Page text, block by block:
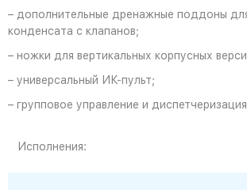
– дополнительные дренажные поддоны
конденсата с клапанов;
– ножки для вертикальных корпусных
– универсальный ИК-пульт;
– групповое управление и диспетчеризация
Исполнения: